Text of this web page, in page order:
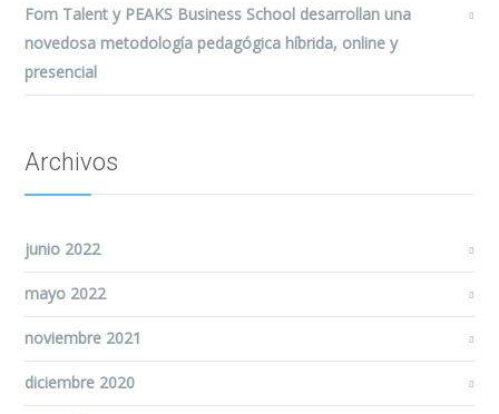
Fom Talent y PEAKS Business School desarrollan una
novedosa metodología pedagógica híbrida, online y
presencial
Archivos
junio 2022
mayo 2022
noviembre 2021
diciembre 2020